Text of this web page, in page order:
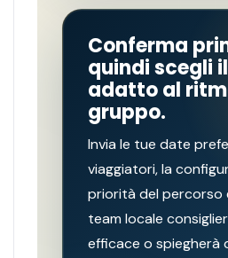
Conferma
quindi scegli
adatto al
gruppo.
Invia le tue date
viaggiatori, la
priorità del percorso
team locale
efficace o spiegherà